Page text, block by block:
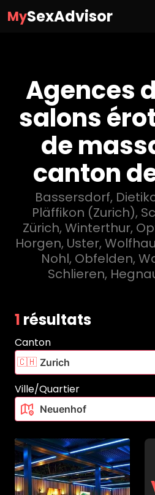
MySexAdvisor
Agences
salons
de
canton
Bassersdorf,
Pläffikon (Zurich),
Zürich, Winterthur,
Horgen, Uster,
Nohl, Obfelden,
Schlieren,
1 résultats
Canton
🇨🇭
Ville/Quartier